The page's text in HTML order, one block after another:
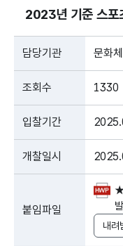
2023년 기준 스포
담당기관 문화
조회수 1330
입찰기간
개찰일시
붙임파일
★
내려